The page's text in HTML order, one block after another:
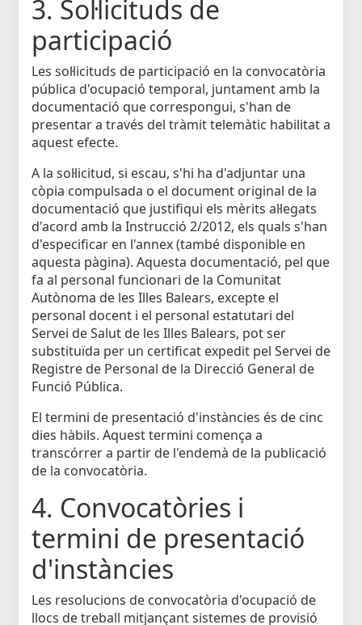
3. Sol·licituds de
participació
Les sol·licituds de participació en la convocatòria
pública d'ocupació temporal, juntament amb la
documentació que correspongui, s'han de
presentar a través del tràmit telemàtic habilitat a
aquest efecte.
A la sol·licitud, si escau, s'hi ha d'adjuntar una
còpia compulsada o el document original de la
documentació que justifiqui els mèrits al·legats
d'acord amb la Instrucció 2/2012, els quals s'han
d'especificar en l'annex (també disponible en
aquesta pàgina). Aquesta documentació, pel que
fa al personal funcionari de la Comunitat
Autònoma de les Illes Balears, excepte el
personal docent i el personal estatutari del
Servei de Salut de les Illes Balears, pot ser
substituïda per un certificat expedit pel Servei de
Registre de Personal de la Direcció General de
Funció Pública.
El termini de presentació d'instàncies és de cinc
dies hàbils. Aquest termini comença a
transcórrer a partir de l'endemà de la publicació
de la convocatòria.
4. Convocatòries i
termini de presentació
d'instàncies
Les resolucions de convocatòria d'ocupació de
llocs de treball mitjançant sistemes de provisió